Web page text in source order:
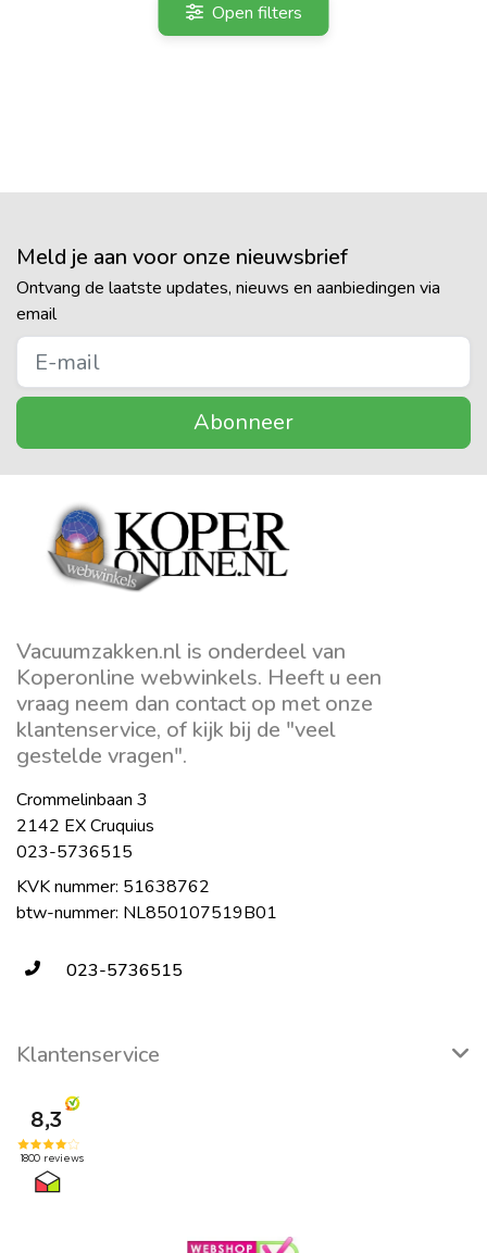
Open filters
Meld je aan voor onze nieuwsbrief
Ontvang de laatste updates, nieuws en aanbiedingen via
email
Abonneer
Vacuumzakken.nl is onderdeel van
Koperonline webwinkels. Heeft u een
vraag neem dan contact op met onze
klantenservice, of kijk bij de "veel
gestelde vragen".
Crommelinbaan 3
2142 EX Cruquius
023-5736515
KVK nummer: 51638762
btw-nummer: NL850107519B01
023-5736515
Klantenservice